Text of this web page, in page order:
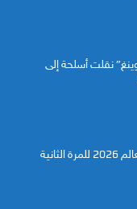
نقلت أسلحة إلى
إسبانيا تتوج بطلة لكأس العالم 2026 للمرة الثانية